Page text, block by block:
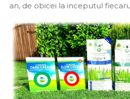
an, de obicei la inceputul